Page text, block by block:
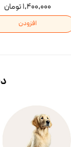
۱,۴۰۰,۰۰۰ تومان
افزودن